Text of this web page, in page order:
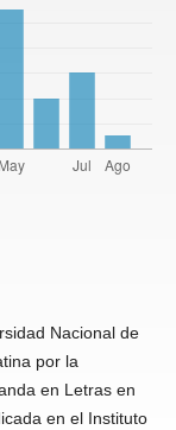
Nacional de
por la
en Letras en
en el Instituto